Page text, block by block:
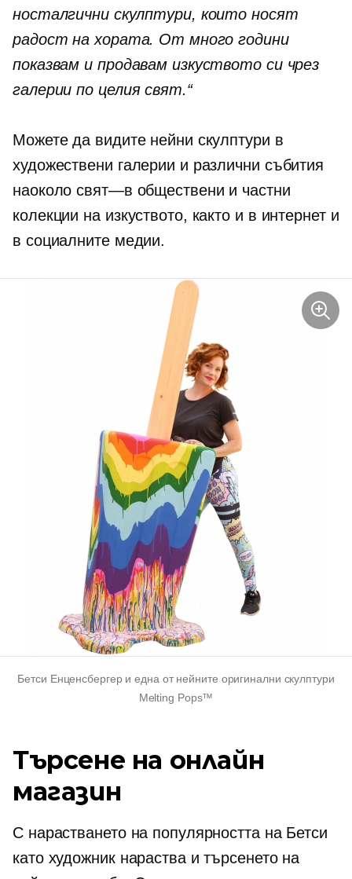
носталгични скулптури, които носят
радост на хората. От много години
показвам и продавам изкуството си чрез
галерии по целия свят.“
Можете да видите нейни скулптури в
художествени галерии и различни събития
наоколосвят—в обществени и частни
колекции на изкуството, както и в интернет и
в социалните медии.
Бетси Енценсбергер и една от нейните оригинални скулптури
Melting Pops™
Търсене на онлайн
магазин
С нарастването на популярността на Бетси
като художник нараства и търсенето на